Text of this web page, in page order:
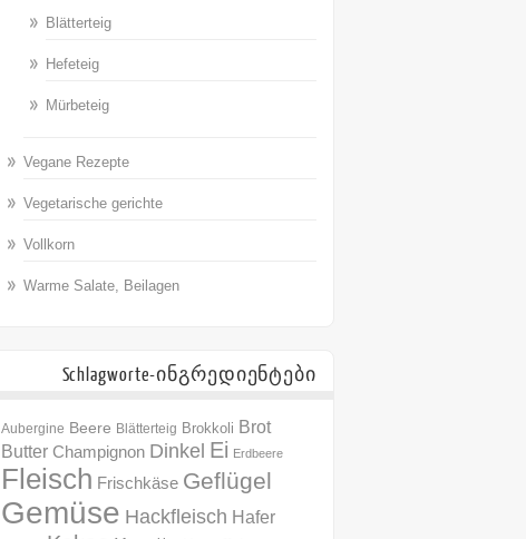
Blätterteig
Hefeteig
Mürbeteig
Vegane Rezepte
Vegetarische gerichte
Vollkorn
Warme Salate, Beilagen
Schlagworte-ინგრედიენტები
Aubergine Beere Blätterteig Brokkoli Brot
Butter Champignon Dinkel Ei Erdbeere
Fleisch Frischkäse Geflügel
Gemüse Hackfleisch Hafer